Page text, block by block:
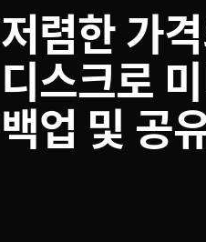
저렴한 가
디스크로
백업 및 공